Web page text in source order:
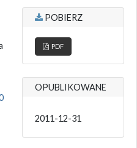
POBIERZ
PDF
OPUBLIKOWANE
2011-12-31